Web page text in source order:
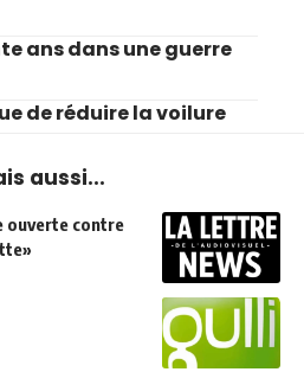
ans dans une guerre
de réduire la voilure
aussi...
ouverte contre